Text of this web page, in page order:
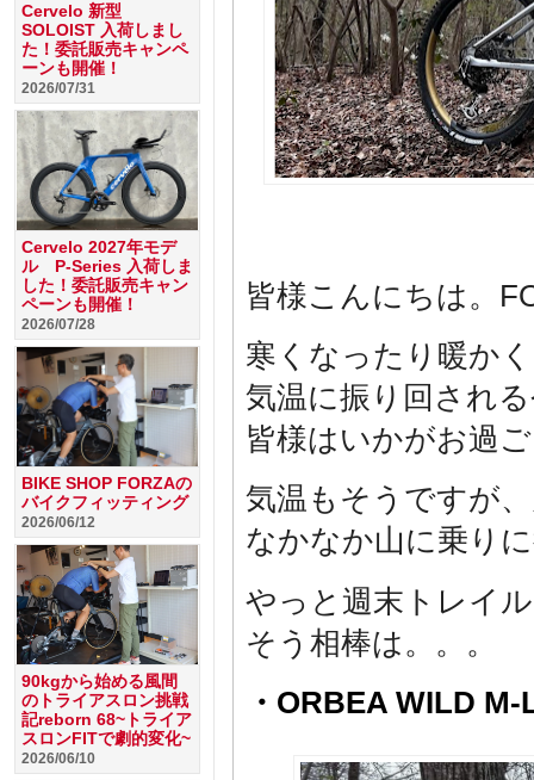
皆様こんにちは。
寒くなったり暖か
気温に振り回され
皆様はいかがお過
気温もそうですが
なかなか山に乗り
やっと週末トレイ
そう相棒は。。。
・ORBEA WILD M-
Cervelo 新型
SOLOIST 入荷しまし
た！委託販売キャンペ
ーンも開催！
2026/07/31
Cervelo 2027年モデ
ル P-Series 入荷しま
した！委託販売キャン
ペーンも開催！
2026/07/28
BIKE SHOP FORZAの
バイクフィッティング
2026/06/12
90kgから始める風間
のトライアスロン挑戦
記reborn 68~トライア
スロンFITで劇的変化~
2026/06/10